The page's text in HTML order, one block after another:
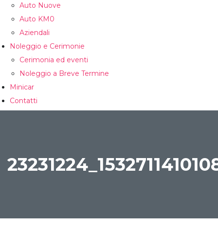
Auto Nuove
Auto KM0
Aziendali
Noleggio e Cerimonie
Cerimonia ed eventi
Noleggio a Breve Termine
Minicar
Contatti